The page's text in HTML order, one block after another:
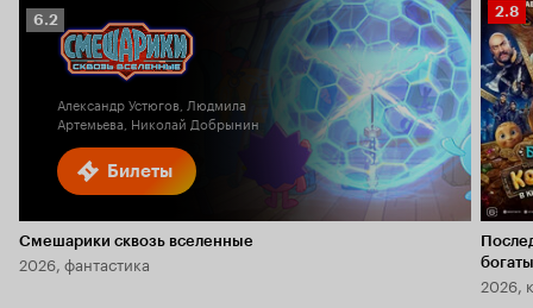
Билеты
Рейтинг
Кинопоиска
6.2
Александр Устюгов, Людмила
Артемьева, Николай Добрынин
Смешарики сквозь вселенные
2026, фантастика
2.8
2.8
2026,